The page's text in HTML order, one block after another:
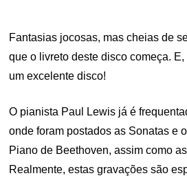
Fantasias jocosas, mas cheias de
que o livreto deste disco começa.
um excelente disco!
O pianista Paul Lewis já é
onde foram postados as Sonatas e
Piano de Beethoven, assim como
Realmente, estas gravações são